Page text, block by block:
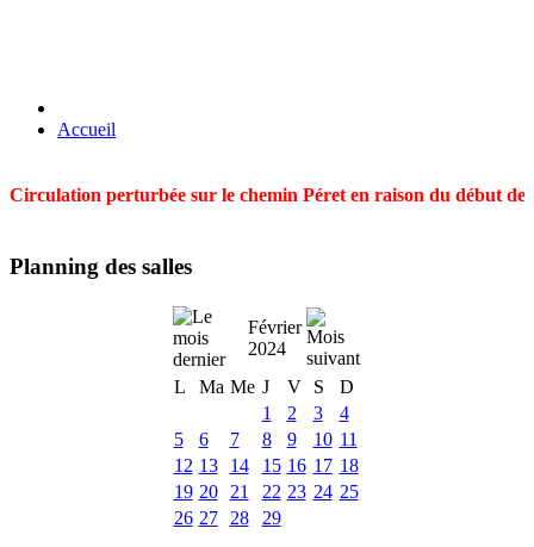
Accueil
Circulation perturbée sur le chemin Péret en raison du début
Planning des salles
Février
2024
L
Ma Me J V S
D
1
2 3
4
5
6 7 8 9 10 11
12 13 14 15 16 17 18
19 20 21 22 23 24 25
26 27 28 29